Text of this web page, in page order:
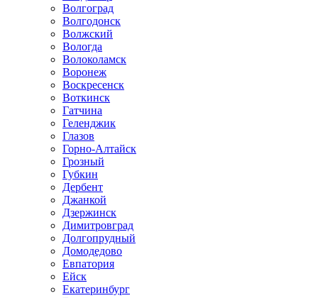
Волгоград
Волгодонск
Волжский
Вологда
Волоколамск
Воронеж
Воскресенск
Воткинск
Гатчина
Геленджик
Глазов
Горно-Алтайск
Грозный
Губкин
Дербент
Джанкой
Дзержинск
Димитровград
Долгопрудный
Домодедово
Евпатория
Ейск
Екатеринбург